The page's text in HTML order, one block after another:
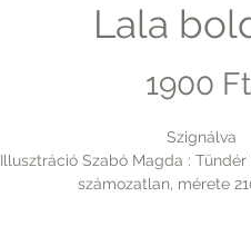
Lala
1900 Ft
Szignálva
Illusztráció Szabó Magda :
számozatlan, mérete